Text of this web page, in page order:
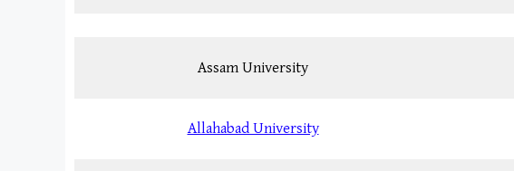
Assam University
Allahabad University